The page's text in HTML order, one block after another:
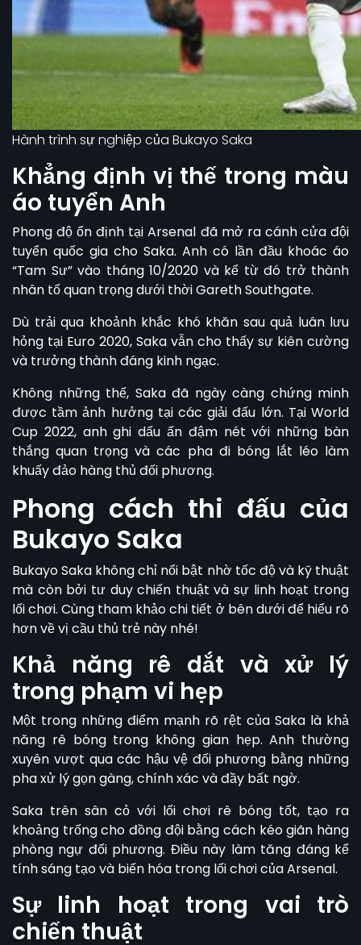
Hành trình sự nghiệp của Bukayo Saka
Khẳng định vị thế trong màu
áo tuyển Anh
Phong độ ổn định tại Arsenal đã mở ra cánh cửa đội
tuyển quốc gia cho Saka. Anh có lần đầu khoác áo
“Tam Sư” vào tháng 10/2020 và kể từ đó trở thành
nhân tố quan trọng dưới thời Gareth Southgate.
Dù trải qua khoảnh khắc khó khăn sau quả luân lưu
hỏng tại Euro 2020, Saka vẫn cho thấy sự kiên cường
và trưởng thành đáng kinh ngạc.
Không những thế, Saka đã ngày càng chứng minh
được tầm ảnh hưởng tại các giải đấu lớn. Tại World
Cup 2022, anh ghi dấu ấn đậm nét với những bàn
thắng quan trọng và các pha đi bóng lắt léo làm
khuấy đảo hàng thủ đối phương.
Phong cách thi đấu của
Bukayo Saka
Bukayo Saka không chỉ nổi bật nhờ tốc độ và kỹ thuật
mà còn bởi tư duy chiến thuật và sự linh hoạt trong
lối chơi. Cùng tham khảo chi tiết ở bên dưới để hiểu rõ
hơn về vị cầu thủ trẻ này nhé!
Khả năng rê dắt và xử lý
trong phạm vi hẹp
Một trong những điểm mạnh rõ rệt của Saka là khả
năng rê bóng trong không gian hẹp. Anh thường
xuyên vượt qua các hậu vệ đối phương bằng những
pha xử lý gọn gàng, chính xác và đầy bất ngờ.
Saka trên sân cỏ với lối chơi rê bóng tốt, tạo ra
khoảng trống cho đồng đội bằng cách kéo giãn hàng
phòng ngự đối phương. Điều này làm tăng đáng kể
tính sáng tạo và biến hóa trong lối chơi của Arsenal.
Sự linh hoạt trong vai trò
chiến thuật